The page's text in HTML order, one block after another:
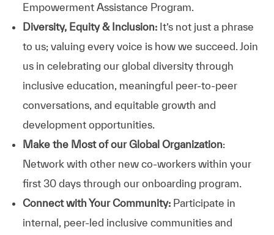
Empowerment Assistance Program.
Diversity, Equity & Inclusion: It’s not just a phrase
to us; valuing every voice is how we succeed. Join
us in celebrating our global diversity through
inclusive education, meaningful peer-to-peer
conversations, and equitable growth and
development opportunities.
Make the Most of our Global Organization:
Network with other new co-workers within your
first 30 days through our onboarding program.
Connect with Your Community:Participate in
internal, peer-led inclusive communities and